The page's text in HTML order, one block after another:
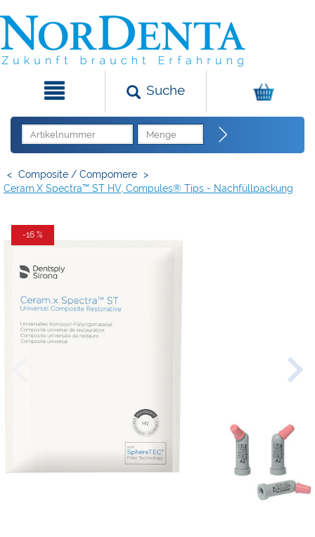
Suche
< Composite / Compomere >
Ceram.x Spectra™ ST HV, Compules® Tips - Nachfüllpackung
-16 %